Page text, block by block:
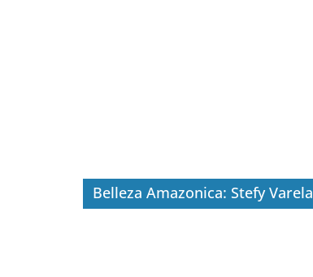
Belleza Amazonica: Stefy Varela